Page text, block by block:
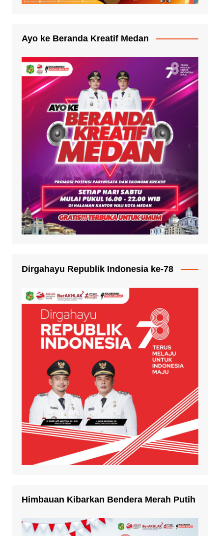
Ayo ke Beranda Kreatif Medan
Dirgahayu Republik Indonesia ke-78
Himbauan Kibarkan Bendera Merah Putih